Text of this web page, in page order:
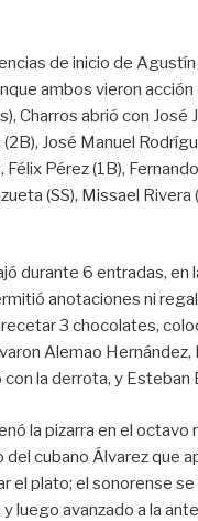
de inicio de
ambos vieron acción
Charros abrió con José
(2B), José Manuel
Félix Pérez (1B),
(SS), Missael Rivera
durante 6 entradas, en
anotaciones ni
3 chocolates,
Alemao Hernández,
la derrota, y Esteban
la pizarra en el octavo
del cubano Álvarez que
el plato; el sonorense
luego avanzado a la